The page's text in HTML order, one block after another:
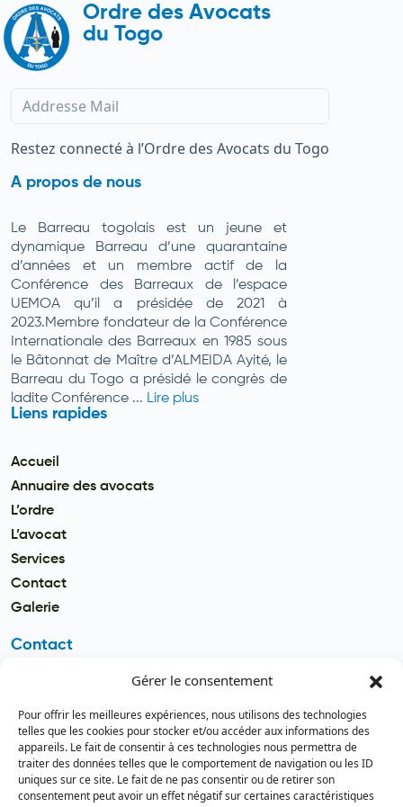
Gérer le consentement
Pour offrir les meilleures expériences, nous utilisons des technologies
telles que les cookies pour stocker et/ou accéder aux informations des
appareils. Le fait de consentir à ces technologies nous permettra de
traiter des données telles que le comportement de navigation ou les ID
uniques sur ce site. Le fait de ne pas consentir ou de retirer son
consentement peut avoir un effet négatif sur certaines caractéristiques
Ordre des Avocats
du Togo
Restez connecté à l’Ordre des Avocats du Togo
A propos de nous
Le Barreau togolais est un jeune et
dynamique Barreau d’une quarantaine
d’années et un membre actif de la
Conférence des Barreaux de l’espace
UEMOA qu’il a présidée de 2021 à
2023.Membre fondateur de la Conférence
Internationale des Barreaux en 1985 sous
le Bâtonnat de Maître d’ALMEIDA Ayité, le
Barreau du Togo a présidé le congrès de
ladite Conférence ... Lire plus
Liens rapides
Accueil
Annuaire des avocats
L’ordre
L’avocat
Services
Contact
Galerie
Contact
secretariat.batonnier@barreau
dutogo.tg
Téléphone
(+228) 22 22 08 82 / 93 99 09 35
(+228) 22 21 67 52